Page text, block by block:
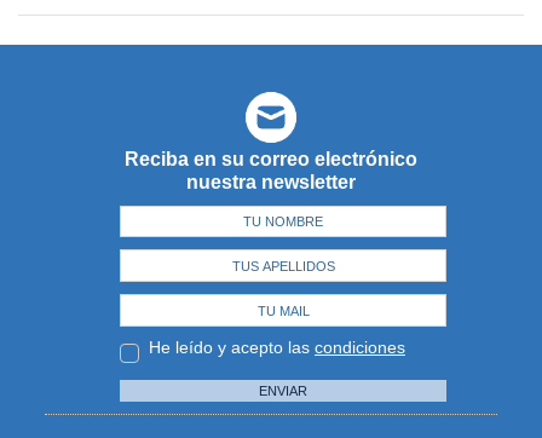
Reciba en su correo electrónico
nuestra newsletter
He leído y acepto las condiciones
ENVIAR